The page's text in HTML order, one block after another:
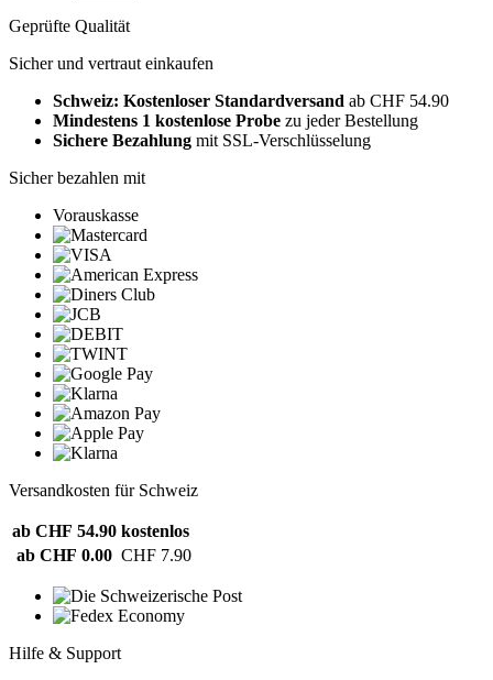
Geprüfte Qualität
Sicher und vertraut einkaufen
Schweiz: Kostenloser Standardversand ab CHF 54.90
Mindestens 1 kostenlose Probe zu jeder Bestellung
Sichere Bezahlung mit SSL-Verschlüsselung
Sicher bezahlen mit
Vorauskasse
Versandkosten für Schweiz
ab CHF 54.90 kostenlos
ab CHF 0.00 CHF 7.90
Hilfe & Support